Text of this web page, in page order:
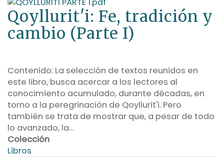
Qoyllurit'i: Fe, tradición y
cambio (Parte I)
Contenido: La selección de textos reunidos en
este libro, busca acercar a los lectores al
conocimiento acumulado, durante décadas, en
torno a la peregrinación de Qoyllurit'i. Pero
también se trata de mostrar que, a pesar de todo
lo avanzado, la…
Colección
Libros